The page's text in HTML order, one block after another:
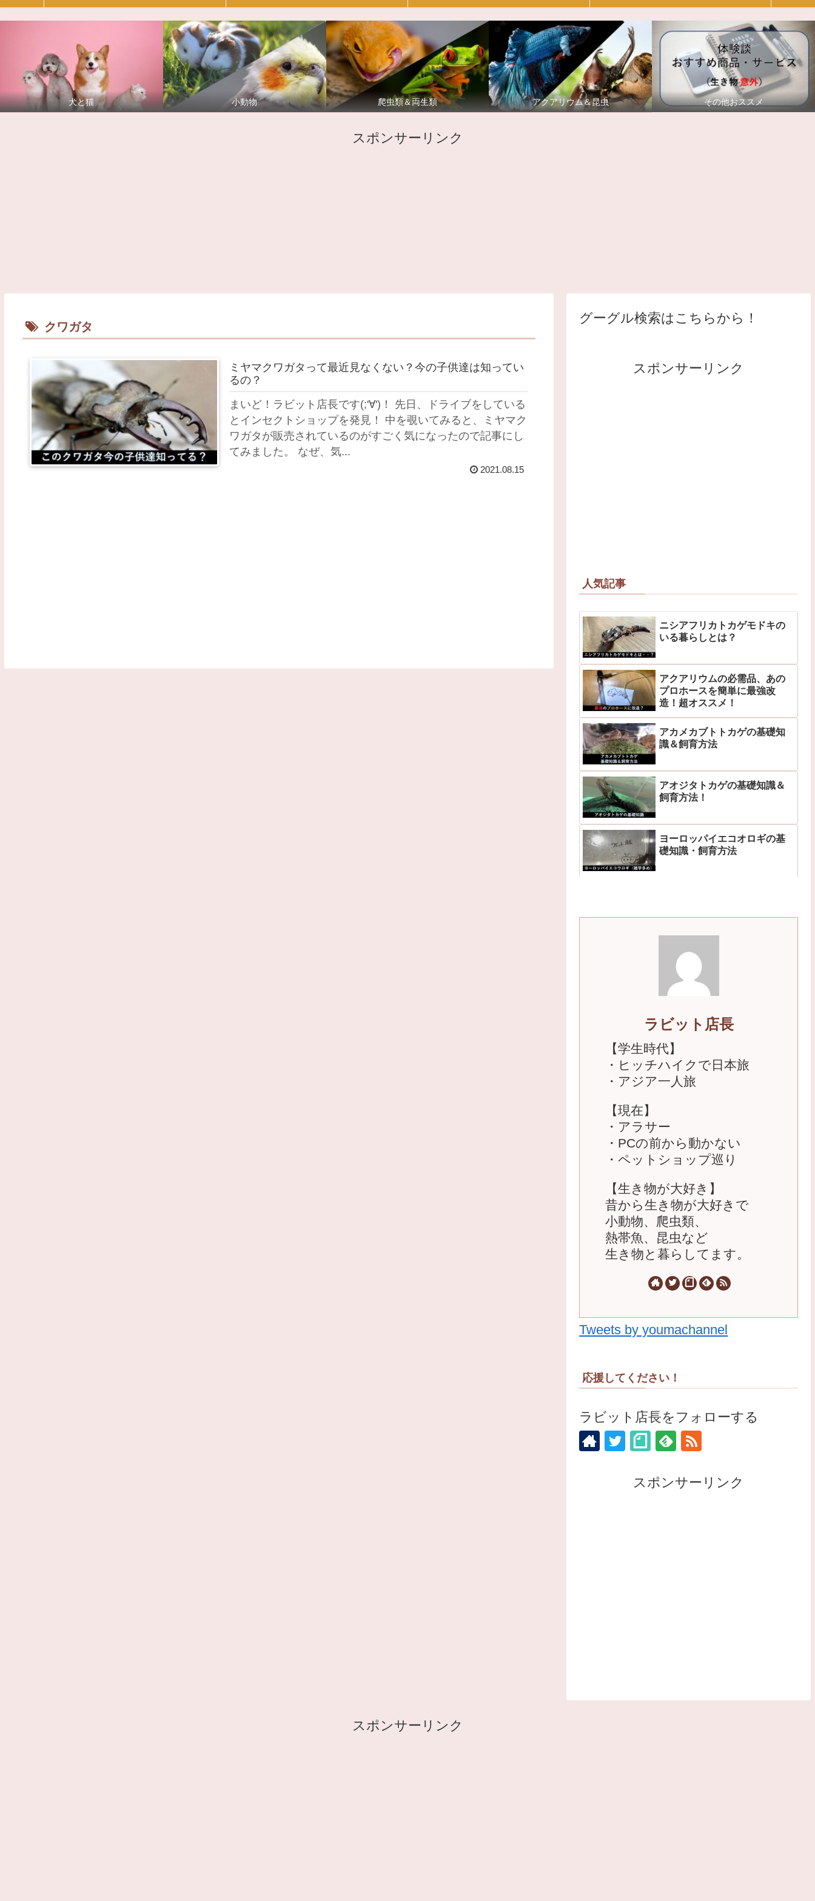
犬と猫 小動物 爬虫類＆両生類 アクアリウム＆昆虫 その他おススメ
スポンサーリンク
クワガタ
ミヤマクワガタって最近見なくない？今の子供達は知ってい
るの？
まいど！ラビット店長です(;'∀')！ 先日、ドライブをしている
とインセクトショップを発見！ 中を覗いてみると、ミヤマク
ワガタが販売されているのがすごく気になったので記事にし
てみました。 なぜ、気...
2021.08.15
グーグル検索はこちらから！
スポンサーリンク
人気記事
ニシアフリカトカゲモドキの
いる暮らしとは？
アクアリウムの必需品、あの
プロホースを簡単に最強改
造！超オススメ！
アカメカブトトカゲの基礎知
識＆飼育方法
アオジタトカゲの基礎知識＆
飼育方法！
ヨーロッパイエコオロギの基
礎知識・飼育方法
ラビット店長
【学生時代】
・ヒッチハイクで日本旅
・アジア一人旅
【現在】
・アラサー
・PCの前から動かない
・ペットショップ巡り
【生き物が大好き】
昔から生き物が大好きで
小動物、爬虫類、
熱帯魚、昆虫など
生き物と暮らしてます。
Tweets by youmachannel
応援してください！
ラビット店長をフォローする
スポンサーリンク
スポンサーリンク